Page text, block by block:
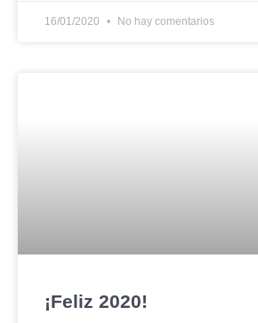
16/01/2020 No hay comentarios
¡Feliz 2020!